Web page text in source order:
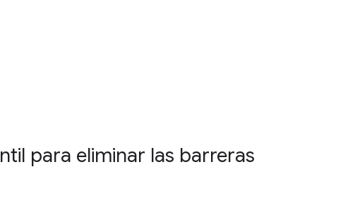
para eliminar las barreras